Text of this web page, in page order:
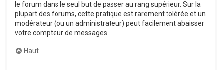
le forum dans le seul but de passer au rang supérieur. Sur la
plupart des forums, cette pratique est rarement tolérée et un
modérateur (ou un administrateur) peut facilement abaisser
votre compteur de messages.
Haut